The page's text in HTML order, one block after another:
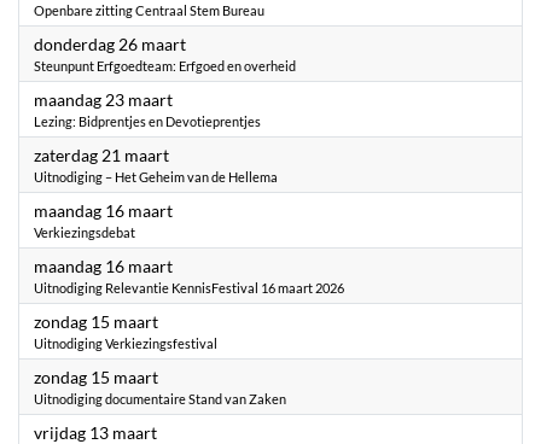
Openbare zitting Centraal Stem Bureau
donderdag 26 maart2026
Steunpunt Erfgoedteam: Erfgoed en overheid
maandag 23 maart2026
Lezing: Bidprentjes en Devotieprentjes
zaterdag 21 maart2026
Uitnodiging – Het Geheim van de Hellema
maandag 16 maart2026
Verkiezingsdebat
maandag 16 maart2026
Uitnodiging Relevantie KennisFestival 16 maart 2026
zondag 15 maart2026
Uitnodiging Verkiezingsfestival
zondag 15 maart2026
Uitnodiging documentaire Stand van Zaken
vrijdag 13 maart2026